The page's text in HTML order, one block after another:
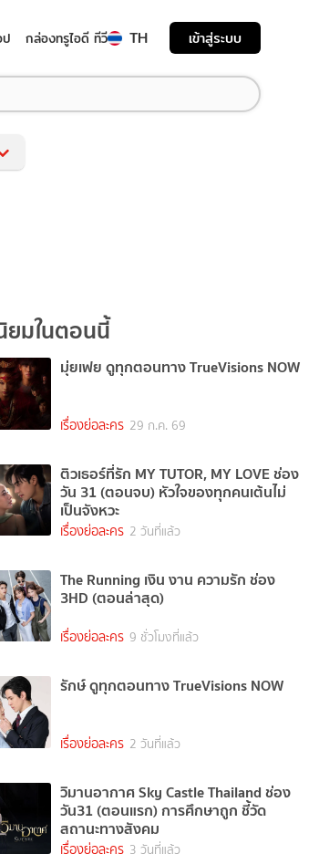
กล่องทรูไอดี ทีวี TH เข้าสู่ระบบ
มในตอนนี้
มุ่ยเฟย ดูทุกตอนทาง TrueVisions NOW
เรื่องย่อละคร 29 ก.ค. 69
ติวเธอร์ที่รัก MY TUTOR, MY LOVE ช่อง
วัน 31 (ตอนจบ) หัวใจของทุกคนเต้นไม่
เป็นจังหวะ
เรื่องย่อละคร 2 วันที่แล้ว
The Running เงิน งาน ความรัก ช่อง
3HD (ตอนล่าสุด)
เรื่องย่อละคร 9 ชั่วโมงที่แล้ว
รักษ์ ดูทุกตอนทาง TrueVisions NOW
เรื่องย่อละคร 2 วันที่แล้ว
วิมานอากาศ Sky Castle Thailand ช่อง
วัน31 (ตอนแรก) การศึกษาถูก ชี้วัด
สถานะทางสังคม
เรื่องย่อละคร 3 วันที่แล้ว